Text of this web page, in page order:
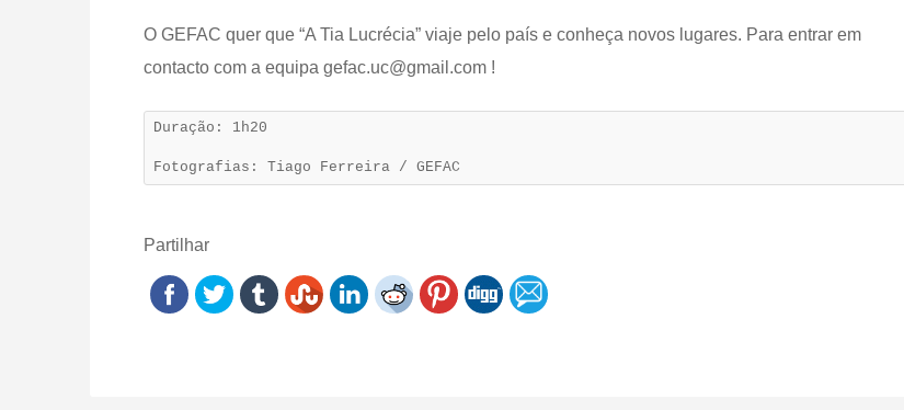
O GEFAC quer que “A Tia Lucrécia” viaje pelo país e conheça novos lugares. Para entrar em
contacto com a equipa gefac.uc@gmail.com !
Duração: 1h20
Fotografias: Tiago Ferreira / GEFAC
Partilhar